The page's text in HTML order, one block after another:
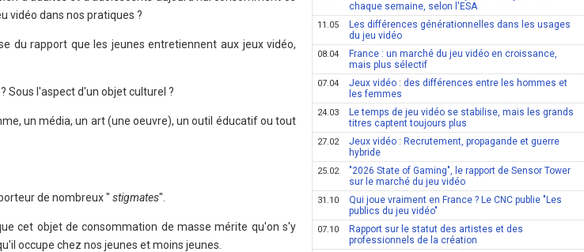
vidéo dans nos pratiques ?
du rapport que les jeunes entretiennent aux jeux vidéo,
Sous l'aspect d'un objet culturel ?
un média, un art (une oeuvre), un outil éducatif ou tout
de nombreux " stigmates".
cet objet de consommation de masse mérite qu'on s'y
occupe chez nos jeunes et moins jeunes.
chaque semaine, selon l'ESA
11.05
Les différences générationnelles dans les usages
du jeu vidéo
08.04
France : un marché du jeu vidéo en croissance,
mais plus sélectif
07.04
Jeux vidéo : des différences entre les hommes et
les femmes
24.03
Le temps de jeu vidéo se stabilise, mais les grands
titres captent toujours plus
27.02
Jeux vidéo : Recrutement, propagande et guerre
hybride
25.02
"2026 State of Gaming", le rapport de Sensor Tower
sur le marché du jeu vidéo
31.10
Qui joue vraiment en France ? Le CNC publie "Les
publics du jeu vidéo"
07.10
Rapport sur le statut des artistes et des
professionnels de la création